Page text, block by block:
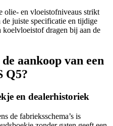
olie- en vloeistofniveaus strikt
juiste specificatie en tijdige
dragen bij aan de
aankoop van een
Q5?
en dealerhistoriek
de fabrieksschema’s is